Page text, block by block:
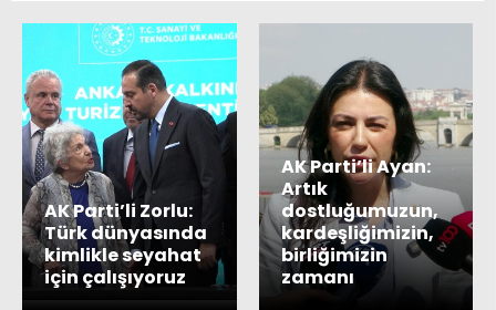
AK Parti’li Zorlu:
Türk dünyasında
kimlikle seyahat
için çalışıyoruz
AK Parti’li Ayan:
Artık
dostluğumuzun,
kardeşliğimizin,
birliğimizin
zamanı